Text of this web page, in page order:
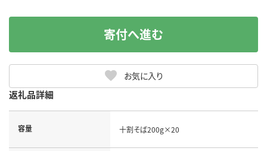
お気に入り
寄付へ進む
返礼品詳細
容量 十割そば200g×20